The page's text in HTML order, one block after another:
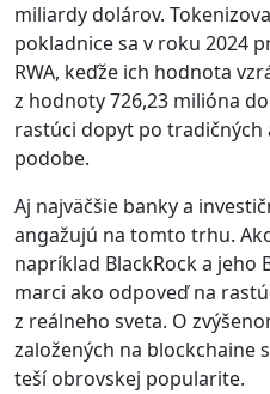
miliardy dolárov.
pokladnice sa v roku 2024
RWA, keďže ich hodnota
z hodnoty 726,23 milióna
rastúci dopyt po tradičných
podobe.
Aj najväčšie banky a
angažujú na tomto trhu.
napríklad BlackRock a jeho
marci ako odpoveď na
z reálneho sveta. O
založených na blockchaine
teší obrovskej popularite.